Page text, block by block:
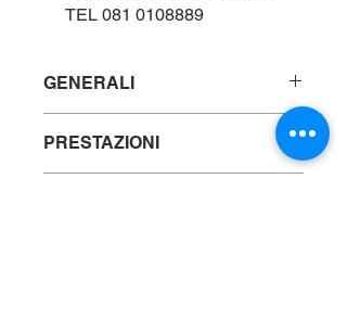
TEL 081 0108889
GENERALI
Modello: 208 1.2cc
100cv "PURETECH"
PRESTAZIONI